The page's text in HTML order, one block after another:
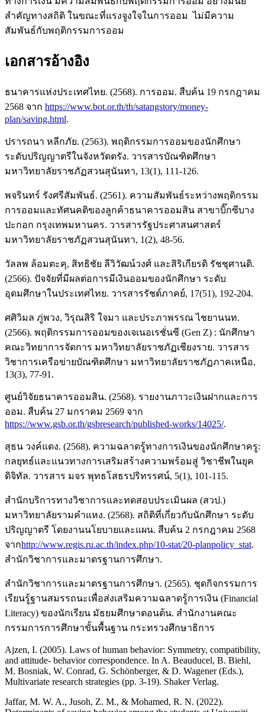
สำคัญทางสถิติ ในขณะที่แรงจูงใจในการออม ไม่มีความ
สัมพันธ์กับพฤติกรรมการออม
เอกสารอ้างอิง
ธนาคารแห่งประเทศไทย. (2568). การออม. สืบค้น 19 กรกฎาคม
2568 จาก https://www.bot.or.th/th/satangstory/money-
plan/saving.html.
ปรารถนา หลีกภัย. (2563). พฤติกรรมการออมของนักศึกษา
ระดับปริญญาตรีในจังหวัดตรัง. วารสารบัณฑิตศึกษา
มหาวิทยาลัยราชภัฏสวนสุนันทา, 13(1), 111-126.
พจรินทร์ รังศรีสัมพันธ์. (2561). ความสัมพันธ์ระหว่างพฤติกรรม
การออมและทัศนคติของลูกค้าธนาคารออมสิน สาขาบิ๊กซีบาง
ปะกอก กรุงเทพมหานคร. วารสารรัฐประศาสนศาสตร์
มหาวิทยาลัยราชภัฏสวนสุนันทา, 1(2), 48-56.
วัลลพ ล้อมตะคุ, สิทธิชัย ลีวิวัฒน์วงศ์ และสิริเกียรติ รัชชุศานติ.
(2566). ปัจจัยที่มีผลต่อการมีเงินออมของนักศึกษา ระดับ
อุดมศึกษาในประเทศไทย. วารสารรัชต์ภาคย์, 17(51), 192-204.
ศศิวิมล ภู่พวง, วิรุณสิริ ใจมา และประภาพรรณ ไชยานนท.
(2566). พฤติกรรมการออมของเจเนอเรชั่นซี (Gen Z) : นักศึกษา
คณะวิทยาการจัดการ มหาวิทยาลัยราชภัฏเชียงราย. วารสาร
วิชาการเครือข่ายบัณฑิตศึกษา มหาวิทยาลัยราชภัฏภาคเหนือ,
13(3), 77-91.
ศูนย์วิจัยธนาคารออมสิน. (2568). รายงานภาวะเงินฝากและการ
ออม. สืบค้น 27 มกราคม 2569 จาก
https://www.gsb.or.th/gsbresearch/published-works/14025/.
สุธน วงค์แดง. (2568). ความฉลาดรู้ทางการเงินของนักศึกษาครู:
กลยุทธ์และแนวทางการเสริมสร้างความพร้อมสู่ วิชาชีพในยุค
ดิจิทัล. วารสาร มจร พุทธโสธรปริทรรศน์, 5(1), 101-115.
สำนักบริการทางวิชาการและทดสอบประเมินผล (สวป.)
มหาวิทยาลัยรามคำแหง. (2568). สถิติที่เกี่ยวกับนักศึกษา ระดับ
ปริญญาตรี โดยงานนโยบายและแผน. สืบค้น 2 กรกฎาคม 2568
จากhttp://www.regis.ru.ac.th/index.php/10-stat/20-planpolicy_stat.
สำนักวิชาการและมาตรฐานการศึกษา.
สำนักวิชาการและมาตรฐานการศึกษา. (2565). ชุดกิจกรรมการ
เรียนรู้ฐานสมรรถนะเพื่อส่งเสริมความฉลาดรู้การเงิน (Financial
Literacy) ของนักเรียน มัธยมศึกษาตอนต้น. สำนักงานคณะ
กรรมการการศึกษาขั้นพื้นฐาน กระทรวงศึกษาธิการ
Ajzen, I. (2005). Laws of human behavior: Symmetry, compatibility,
and attitude- behavior correspondence. In A. Beauducel, B. Biehl,
M. Bosniak, W. Conrad, G. Schönberger, & D. Wagener (Eds.),
Multivariate research strategies (pp. 3-19). Shaker Verlag.
Jaffar, M. W. A., Jusoh, Z. M., & Mohamed, R. N. (2022).